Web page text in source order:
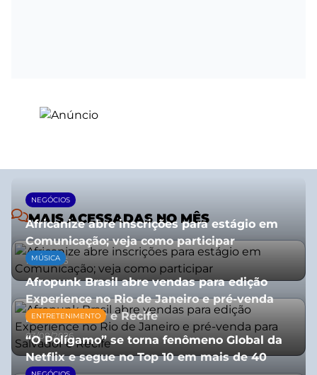
MAIS ACESSADAS NO MÊS
NEGÓCIOS
Africanize abre inscrições para estágio em
Comunicação; veja como participar
13/01/2026
MÚSICA
Afropunk Brasil abre vendas para edição
Experience no Rio de Janeiro e pré-venda
para Salvador e Recife
03/08/2026
ENTRETENIMENTO
“O Polígamo” se torna fenômeno Global da
Netflix e segue no Top 10 em mais de 40